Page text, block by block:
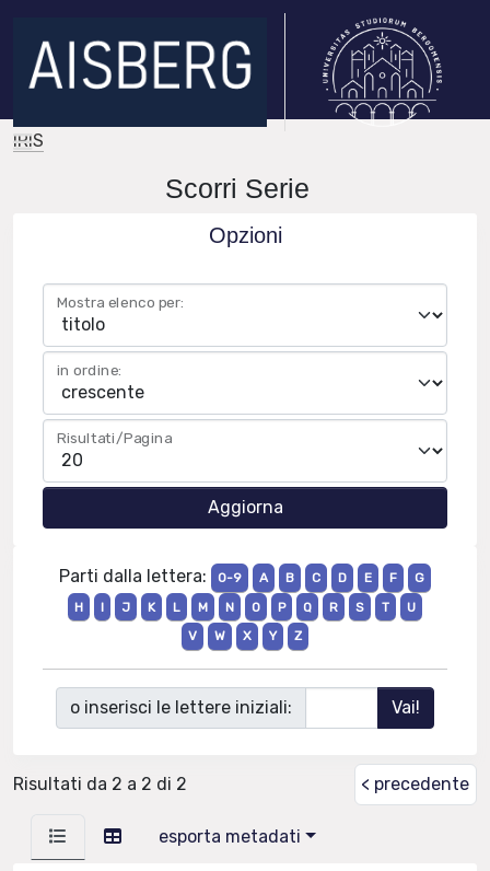
IRIS
Scorri Serie
Opzioni
Mostra elenco per:
in ordine:
Risultati/Pagina
Parti dalla lettera: 0-9 A B C D E F
G
H
I J K L M N O P Q R S T
U
V
W X Y Z
o inserisci le lettere iniziali:
Risultati da 2 a 2 di 2 < precedente
esporta metadati